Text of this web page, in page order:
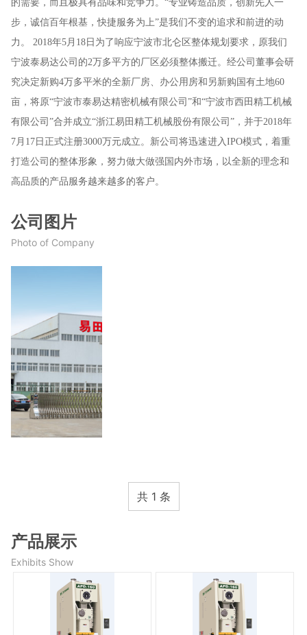
的需要，而且极具有品味和竞争力。“专业铸造品质，创新先人一
步，诚信百年根基，快捷服务为上”是我们不变的追求和前进的动
力。 2018年5月18日为了响应宁波市北仑区整体规划要求，原我们
宁波泰易达公司的2万多平方的厂区必须整体搬迁。经公司董事会研
究决定新购4万多平米的全新厂房、办公用房和另新购国有土地60
亩，将原“宁波市泰易达精密机械有限公司”和“宁波市西田精工机械
有限公司”合并成立“浙江易田精工机械股份有限公司”，并于2018年
7月17日正式注册3000万元成立。新公司将迅速进入IPO模式，着重
打造公司的整体形象，努力做大做强国内外市场，以全新的理念和
高品质的产品服务越来越多的客户。
公司图片
Photo of Company
共 1 条
产品展示
Exhibits Show